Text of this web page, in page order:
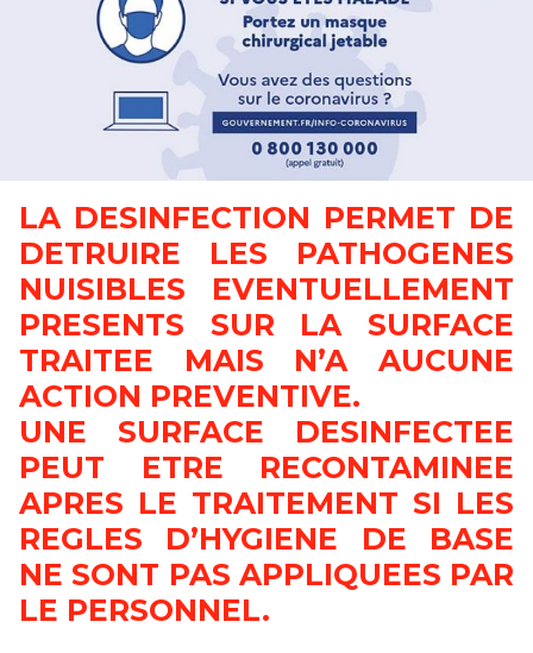
LA DESINFECTION PERMET DE
DETRUIRE LES PATHOGENES
NUISIBLES EVENTUELLEMENT
PRESENTS SUR LA SURFACE
TRAITEE MAIS N’A AUCUNE
ACTION PREVENTIVE.
UNE SURFACE DESINFECTEE
PEUT ETRE RECONTAMINEE
APRES LE TRAITEMENT SI LES
REGLES D’HYGIENE DE BASE
NE SONT PAS APPLIQUEES PAR
LE PERSONNEL.